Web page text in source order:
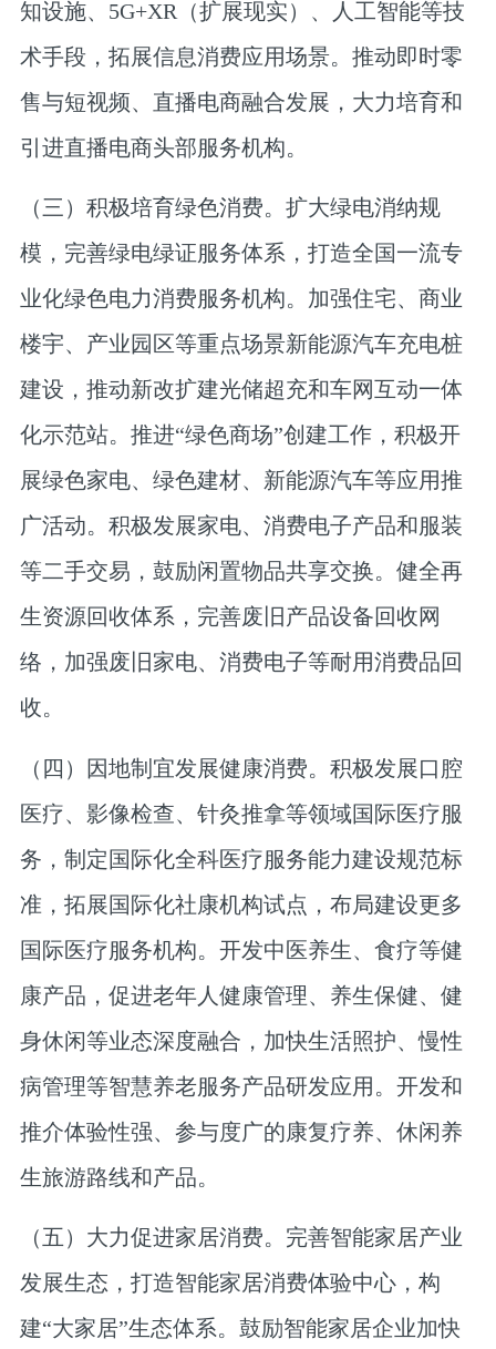
知设施、5G+XR（扩展现实）、人工智能等技
术手段，拓展信息消费应用场景。推动即时零
售与短视频、直播电商融合发展，大力培育和
引进直播电商头部服务机构。
（三）积极培育绿色消费。 扩大绿电消纳规
模，完善绿电绿证服务体系，打造全国一流专
业化绿色电力消费服务机构。加强住宅、商业
楼宇、产业园区等重点场景新能源汽车充电桩
建设，推动新改扩建光储超充和车网互动一体
化示范站。推进“绿色商场”创建工作，积极开
展绿色家电、绿色建材、新能源汽车等应用推
广活动。积极发展家电、消费电子产品和服装
等二手交易，鼓励闲置物品共享交换。健全再
生资源回收体系，完善废旧产品设备回收网
络，加强废旧家电、消费电子等耐用消费品回
收。
（四）因地制宜发展健康消费。 积极发展口腔
医疗、影像检查、针灸推拿等领域国际医疗服
务，制定国际化全科医疗服务能力建设规范标
准，拓展国际化社康机构试点，布局建设更多
国际医疗服务机构。开发中医养生、食疗等健
康产品，促进老年人健康管理、养生保健、健
身休闲等业态深度融合，加快生活照护、慢性
病管理等智慧养老服务产品研发应用。开发和
推介体验性强、参与度广的康复疗养、休闲养
生旅游路线和产品。
（五）大力促进家居消费。 完善智能家居产业
发展生态，打造智能家居消费体验中心，构
建“大家居”生态体系。鼓励智能家居企业加快